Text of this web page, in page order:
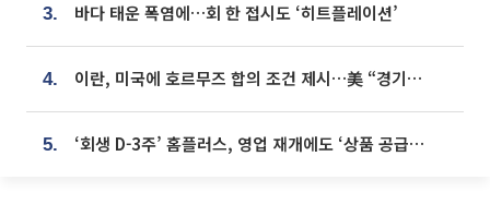
3. 바다 태운 폭염에…회 한 접시도 ‘히트플레이션’
4. 이란, 미국에 호르무즈 합의 조건 제시…美 “경기 아직 안 끝나” [종합]
5. ‘회생 D-3주’ 홈플러스, 영업 재개에도 ‘상품 공급망’ 복구가 생존 관건